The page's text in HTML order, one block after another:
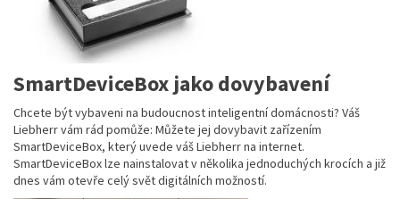
SmartDeviceBox jako dovybavení
Chcete být vybaveni na budoucnost inteligentní domácnosti? Váš
Liebherr vám rád pomůže: Můžete jej dovybavit zařízením
SmartDeviceBox, který uvede váš Liebherr na internet.
SmartDeviceBox lze nainstalovat v několika jednoduchých krocích a již
dnes vám otevře celý svět digitálních možností.